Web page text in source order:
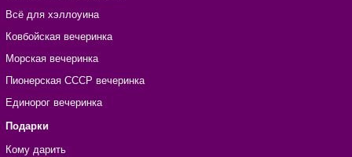
Всё для хэллоуина
Ковбойская вечеринка
Морская вечеринка
Пионерская СССР вечеринка
Единорог вечеринка
Подарки
Кому дарить